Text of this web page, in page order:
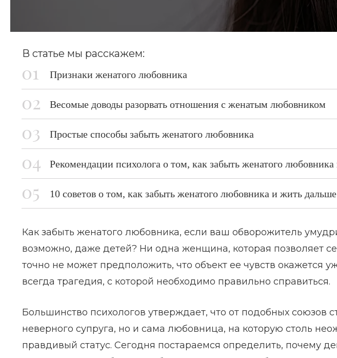
В статье мы расскажем:
Признаки женатого любовника
Весомые доводы разорвать отношения с женатым любовником
Простые способы забыть женатого любовника
Рекомендации психолога о том, как забыть женатого
10 советов о том, как забыть женатого любовника и жить дальше
Как забыть женатого любовника, если ваш обворожитель
возможно, даже детей? Ни одна женщина, которая позволяет
точно не может предположить, что объект ее чувств окажется
всегда трагедия, с которой необходимо правильно справиться.
Большинство психологов утверждает, что от подобных союзов
неверного супруга, но и сама любовница, на которую столь
правдивый статус. Сегодня постараемся определить, почему